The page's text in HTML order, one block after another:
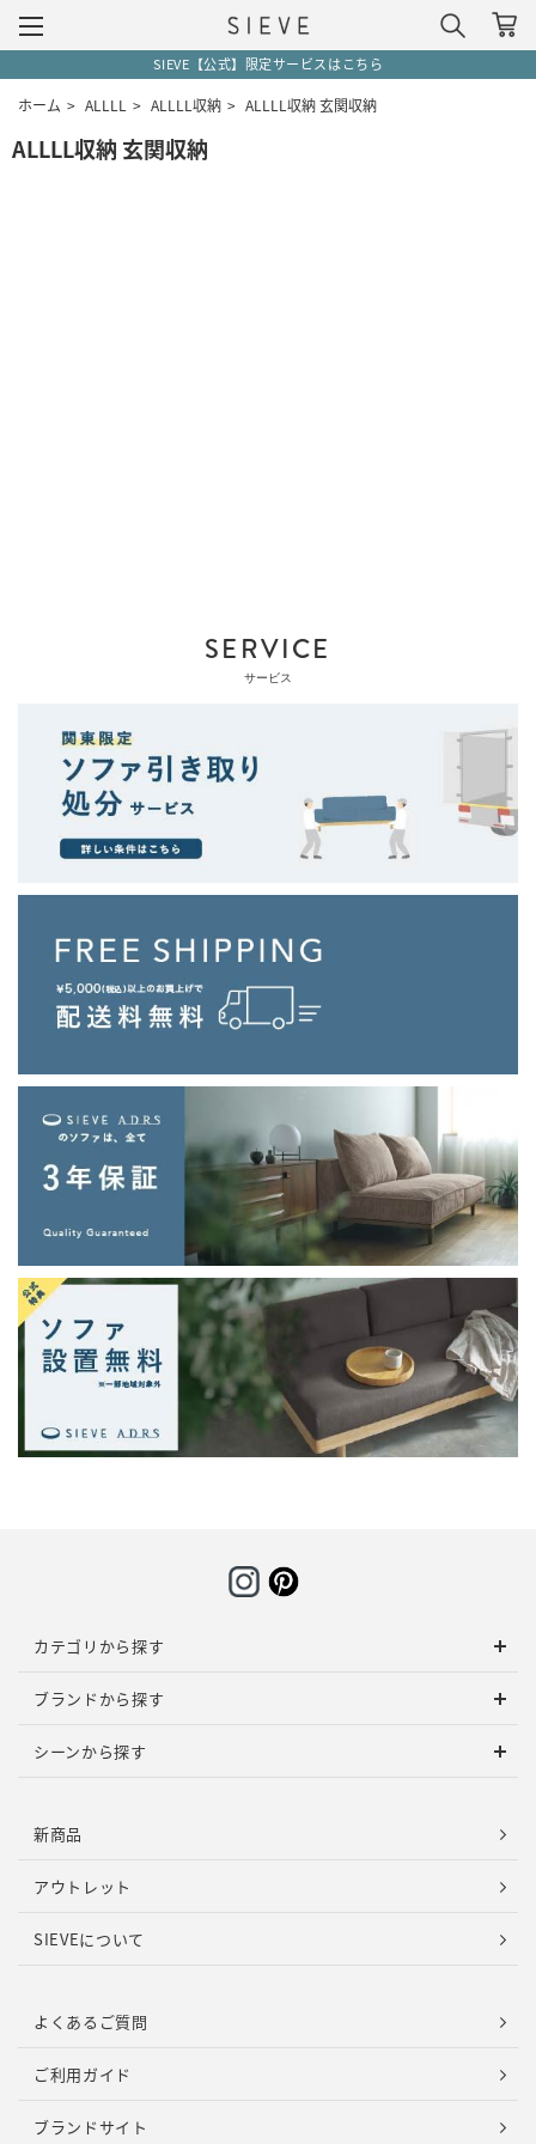
SIEVE【公式】限定サービスはこちら
ホーム > ALLLL > ALLLL収納 > ALLLL収納 玄関収納
ALLLL収納 玄関収納
SERVICE
サービス
カテゴリから探す
ブランドから探す
シーンから探す
新商品
アウトレット
SIEVEについて
よくあるご質問
ご利用ガイド
ブランドサイト